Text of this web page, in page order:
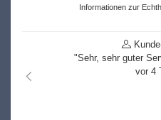
Informationen zur
"Sehr, sehr guter
vor 4
nach links